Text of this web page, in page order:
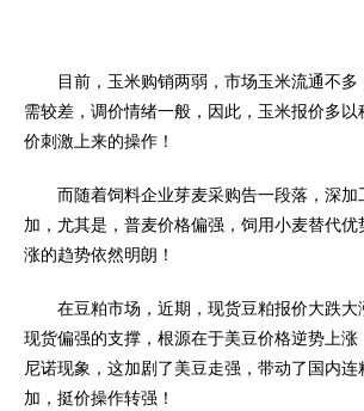
目前，玉米购销两弱，市场玉米流通不多
需较差，调价情绪一般，因此，玉米报价多
价刺激上来的操作！
而随着饲料企业芽麦采购告一段落，深加
加，尤其是，普麦价格偏强，饲用小麦替代
涨的趋势依然明朗！
在豆粕市场，近期，现货豆粕报价大跌大
现货偏强的支撑，根源在于美豆价格逆势上
尼诺现象，这加剧了美豆走强，带动了国内
加，挺价操作转强！